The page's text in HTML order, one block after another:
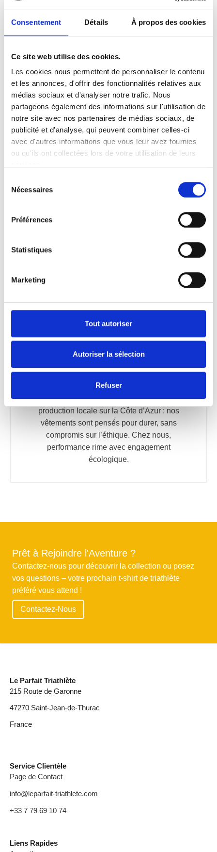
Consentement Détails À propos des cookies
Ce site web utilise des cookies.
Les cookies nous permettent de personnaliser le contenu
et les annonces, d'offrir des fonctionnalités relatives aux
médias sociaux et d'analyser notre trafic. Nous
partageons également des informations sur l'utilisation de
notre site avec nos partenaires de médias sociaux, de
publicité et d'analyse, qui peuvent combiner celles-ci
avec d'autres informations que vous leur avez fournies
ou qu'ils ont collectées lors de votre utilisation de leurs
Nécessaires
Préférences
Statistiques
Marketing
Tout autoriser
Autoriser la sélection
Refuser
Nous sommes
paretpour
les triathlètes. Notre
credo ? « T’es pas triathlète, tu peux pas
Chez nous, pas de compétition pour savoir qui
est le plus endurant—seulement l’envie de
porter haut les couleurs d’un sport exigeant et
généreux.
Exit les t-shirts criards ou infantilisants ! Nous
pensées pour s’adapter à votre quotidien.
Un jean, une veste élégante, et votre t-shirt «
triathlète » devient une déclaration discrète et
Qualité & Durabilité
tissus 100% coton (175g/m² minimum), dont
une gamme bio, pour un confort responsable.
Opacité garantie, résistance à l’épreuve, et
production locale sur la Côte d’Azur : nos
vêtements sont pensés pour durer, sans
compromis sur l’éthique. Chez nous,
performance rime avec engagement
écologique.
Prêt à Rejoindre l'Aventure ?
Contactez-nous pour découvrir la collection ou posez
vos questions – votre prochain t-shirt de triathlète
préféré vous attend !
Contactez-Nous
Le Parfait Triathlète
215 Route de Garonne
47270 Saint-Jean-de-Thurac
France
Service Clientèle
Page de Contact
info@leparfait-triathlete.com
+33 7 79 69 10 74
Liens Rapides